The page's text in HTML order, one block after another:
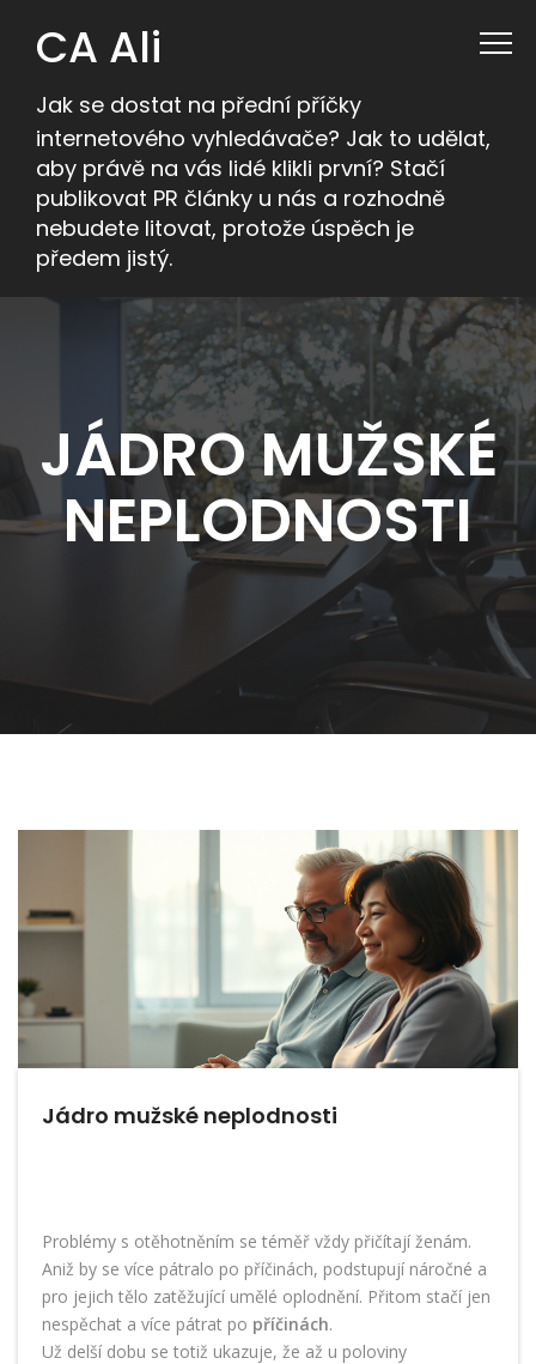
CA Ali
Jak se dostat na přední příčky
internetového vyhledávače? Jak to udělat,
aby právě na vás lidé klikli první? Stačí
publikovat PR články u nás a rozhodně
nebudete litovat, protože úspěch je
předem jistý.
JÁDRO MUŽSKÉ
NEPLODNOSTI
Jádro mužské neplodnosti
Problémy s otěhotněním se téměř vždy přičítají ženám.
Aniž by se více pátralo po příčinách, podstupují náročné a
pro jejich tělo zatěžující umělé oplodnění. Přitom stačí jen
nespěchat a více pátrat po příčinách.
Už delší dobu se totiž ukazuje, že až u poloviny